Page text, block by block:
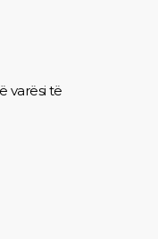
varësi të